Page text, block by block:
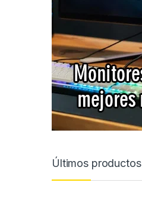
Últimos productos